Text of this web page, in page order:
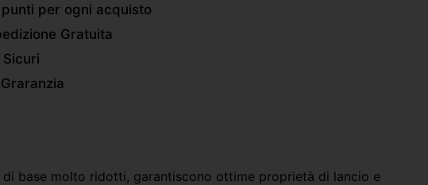
per ogni acquisto
Gratuita
base molto ridotti, garantiscono ottime proprietà di lancio e